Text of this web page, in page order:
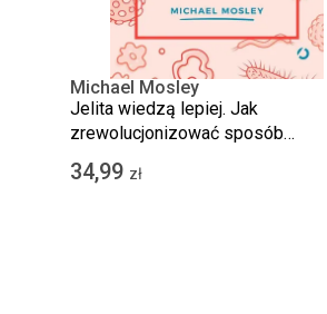
Michael Mosley
Jelita wiedzą lepiej. Jak
zrewolucjonizować sposób
odżywiania i zmienić od wewnątrz
swoje ciało
34,99 zł